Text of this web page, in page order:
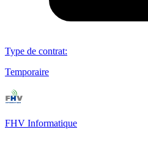
Type de contrat:
Temporaire
FHV Informatique